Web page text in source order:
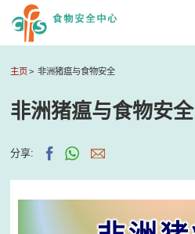
主页 非洲猪瘟与食物安全
非洲猪瘟与食物安全
分享: